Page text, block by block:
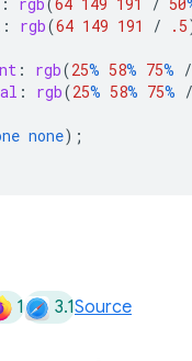
: rgb(64 149 191 / .5
: rgb(25% 58% 75% /
: rgb(25% 58% 75% /
none);
1 3.1Source